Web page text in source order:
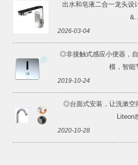
出水和皂液二合一龙头设
2026-03-04
◎非接触式感应小便器，
模，智能
2019-10-24
◎台面式安装，让洗漱
Liteon
2020-10-28